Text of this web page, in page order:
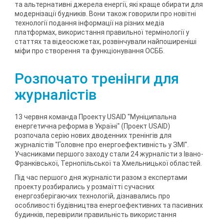
та альтернативні джерела енергії, які краще обирати для
модернізації будників. Вони також говорили про новітні
технології подання інформації на різних медіа
платформах, використання правильної термінології у
статтях та відеосюжетах, розвінчували найпоширеніші
міфи про створення та функціонування ОСББ.
Розпочато тренінги для
журналістів
13 червня команда Проекту USAID "Муніципальна
енергетична реформа в Україні" (Проект USAID)
розпочала серію нових дводенних тренінгів для
журналістів "Головне про енергоефективність у ЗМІ".
Учасниками першого заходу стали 24 журналісти з Івано-
Франківської, Тернопільської та Хмельницької областей.
Під час першого дня журналісти разом з експертами
проекту розбирались у розмаїтті сучасних
енергозберігаючих технологій, дізнавались про
особливості будівництва енергоефективних та пасивних
будинків, перевірили правильність використання